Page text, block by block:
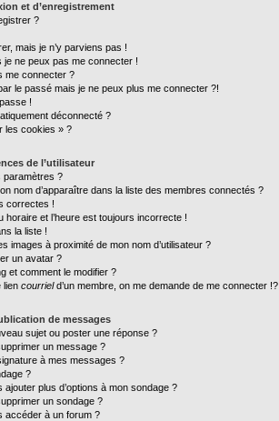
et d’enregistrement
?
mais je n’y parviens pas !
ne peux pas me connecter !
me connecter ?
le passé mais je ne peux plus me connecter ?!
!
déconnecté ?
les cookies » ?
de l’utilisateur
paramètres ?
nom d’apparaître dans la liste des membres connectés ?
correctes !
horaire et l’heure est toujours incorrecte !
la liste !
images à proximité de mon nom d’utilisateur ?
un avatar ?
et comment le modifier ?
lien courrield’un membre, on me demande de me connecter !?
de messages
sujet ou poster une réponse ?
un message ?
à mes messages ?
?
ajouter plus d’options à mon sondage ?
un sondage ?
accéder à un forum ?